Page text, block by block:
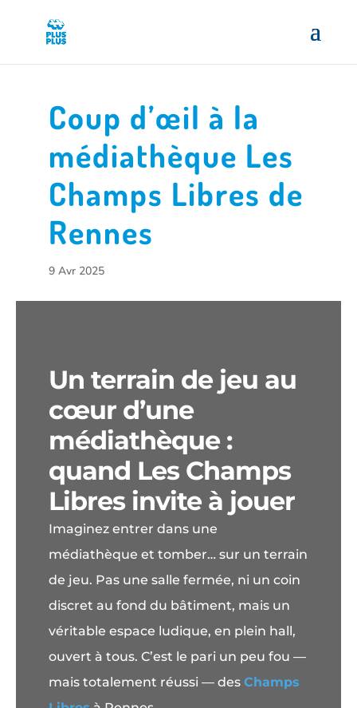
Coup d’œil à la
médiathèque Les
Champs Libres de
Rennes
9 Avr 2025
Un terrain de jeu au
cœur d’une
médiathèque :
quand Les Champs
Libres invite à jouer
Imaginez entrer dans une
médiathèque et tomber… sur un terrain
de jeu. Pas une salle fermée, ni un coin
discret au fond du bâtiment, mais un
véritable espace ludique, en plein hall,
ouvert à tous. C’est le pari un peu fou —
mais totalement réussi — des Champs